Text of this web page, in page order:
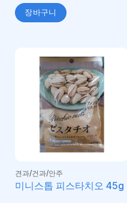
장바구니
견과/건과/안주
미니스톱 피스타치오 45g